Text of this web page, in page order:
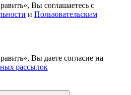
Вы соглашаетесь с
и Пользовательским
Вы даете согласие на
рассылок